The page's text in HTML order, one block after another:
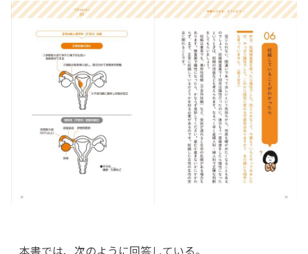
本書では、次のように回答している。